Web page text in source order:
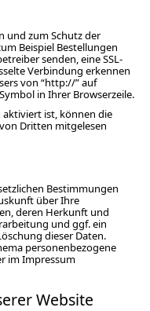
und zum Schutz der
Beispiel Bestellungen
senden, eine SSL-
Verbindung erkennen
von “http://” auf
in Ihrer Browserzeile.
aktiviert ist, können die
Dritten mitgelesen
Bestimmungen
über Ihre
deren Herkunft und
und ggf. ein
dieser Daten.
personenbezogene
im Impressum
Website